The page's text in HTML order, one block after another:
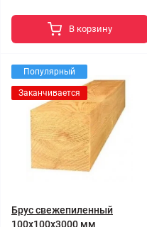
В корзину
Популярный
Заканчивается
Брус свежепиленный
100x100x3000 мм